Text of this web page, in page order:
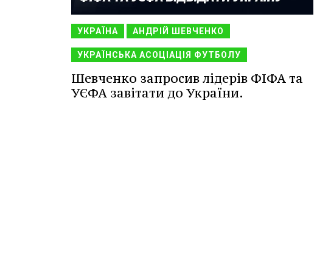
УКРАЇНА АНДРІЙ ШЕВЧЕНКО
УКРАЇНСЬКА АСОЦІАЦІЯ ФУТБОЛУ
Шевченко запросив лідерів ФІФА та
УЄФА завітати до України.